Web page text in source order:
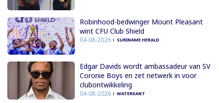
Robinhood-bedwinger Mount Pleasant
wint CFU Club Shield
04-08-2026 SURINAME HERALD
Edgar Davids wordt ambassadeur van SV
Coronie Boys en zet netwerk in voor
clubontwikkeling
04-08-2026 WATERKANT